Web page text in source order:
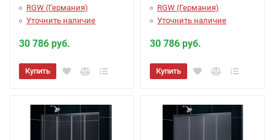
RGW (Германия)
Уточнить наличие
30 786 руб.
Купить
RGW (Германия)
Уточнить наличие
30 786 руб.
Купить